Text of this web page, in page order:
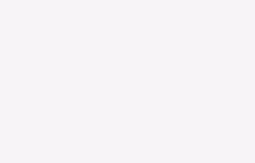
Découvrez
chez cholet